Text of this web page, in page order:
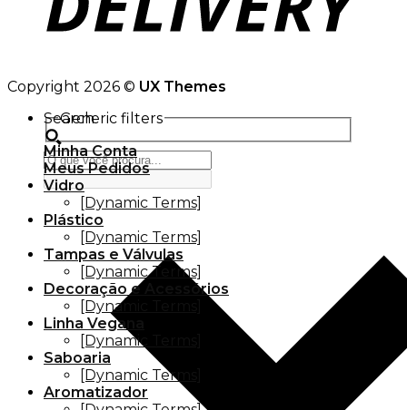
Copyright 2026 © UX Themes
Search
Generic filters
Minha Conta
Meus Pedidos
Vidro
[Dynamic Terms]
Plástico
[Dynamic Terms]
Tampas e Válvulas
[Dynamic Terms]
Decoração e Acessórios
[Dynamic Terms]
Linha Vegana
[Dynamic Terms]
Saboaria
[Dynamic Terms]
Aromatizador